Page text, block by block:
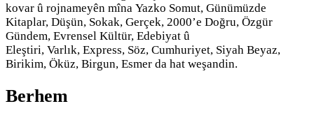
kovar û rojnameyên mîna Yazko Somut, Günümüzde
Kitaplar, Düşün, Sokak, Gerçek, 2000’e Doğru, Özgür
Gündem, Evrensel Kültür, Edebiyat û
Eleştiri, Varlık, Express, Söz, Cumhuriyet, Siyah Beyaz,
Birikim, Öküz, Birgun, Esmer da hat weşandin.
Berhem